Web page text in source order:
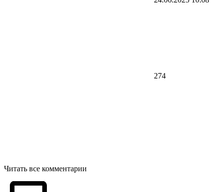
274
Читать все комментарии